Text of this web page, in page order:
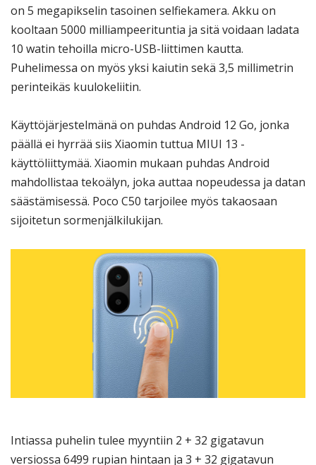
on 5 megapikselin tasoinen selfiekamera. Akku on
kooltaan 5000 milliampeerituntia ja sitä voidaan ladata
10 watin tehoilla micro-USB-liittimen kautta.
Puhelimessa on myös yksi kaiutin sekä 3,5 millimetrin
perinteikäs kuulokeliitin.
Käyttöjärjestelmänä on puhdas Android 12 Go, jonka
päällä ei hyrrää siis Xiaomin tuttua MIUI 13 -
käyttöliittymää. Xiaomin mukaan puhdas Android
mahdollistaa tekoälyn, joka auttaa nopeudessa ja datan
säästämisessä. Poco C50 tarjoilee myös takaosaan
sijoitetun sormenjälkilukijan.
Intiassa puhelin tulee myyntiin 2 + 32 gigatavun
versiossa 6499 rupian hintaan ja 3 + 32 gigatavun